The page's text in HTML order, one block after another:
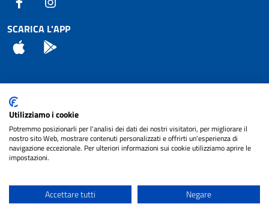
SCARICA L'APP
App Store
Attuazione Misure PNRR
Piano di miglioramento del sito
Note legali
cura diNET SMART
Utilizziamo i cookie
Potremmo posizionarli per l'analisi dei dati dei nostri visitatori, per migliorare il
nostro sito Web, mostrare contenuti personalizzati e offrirti un'esperienza di
navigazione eccezionale. Per ulteriori informazioni sui cookie utilizziamo aprire le
impostazioni.
Accettare tutti Negare